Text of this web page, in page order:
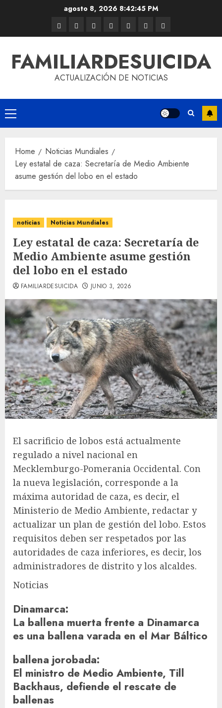
agosto 8, 2026 8:42:46 PM
FAMILIARDESUICIDA
ACTUALIZACIÓN DE NOTICIAS
Home
Noticias Mundiales
Ley estatal de caza: Secretaría de Medio Ambiente
asume gestión del lobo en el estado
noticias Noticias Mundiales
Ley estatal de caza: Secretaría de
Medio Ambiente asume gestión
del lobo en el estado
FAMILIARDESUICIDA JUNIO 3, 2026
El sacrificio de lobos está actualmente
regulado a nivel nacional en
Mecklemburgo-Pomerania Occidental. Con
la nueva legislación, corresponde a la
máxima autoridad de caza, es decir, el
Ministerio de Medio Ambiente, redactar y
actualizar un plan de gestión del lobo. Estos
requisitos deben ser respetados por las
autoridades de caza inferiores, es decir, los
administradores de distrito y los alcaldes.
Noticias
Dinamarca:
La ballena muerta frente a Dinamarca
es una ballena varada en el Mar Báltico
ballena jorobada:
El ministro de Medio Ambiente, Till
Backhaus, defiende el rescate de
ballenas